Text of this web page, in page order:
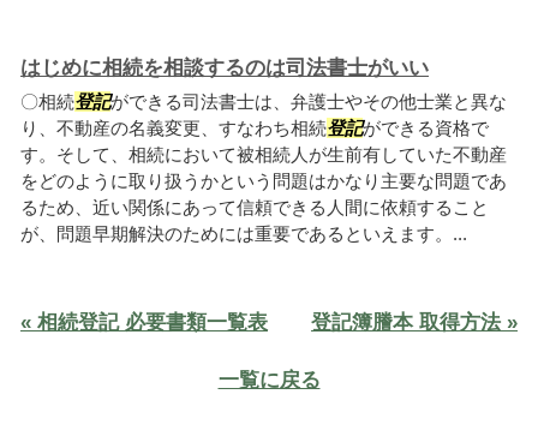
はじめに相続を相談するのは司法書士がいい
〇相続登記ができる司法書士は、弁護士やその他士業と異な
り、不動産の名義変更、すなわち相続登記ができる資格で
す。そして、相続において被相続人が生前有していた不動産
をどのように取り扱うかという問題はかなり主要な問題であ
るため、近い関係にあって信頼できる人間に依頼すること
が、問題早期解決のためには重要であるといえます。...
« 相続登記 必要書類一覧表 登記簿謄本 取得方法 »
一覧に戻る